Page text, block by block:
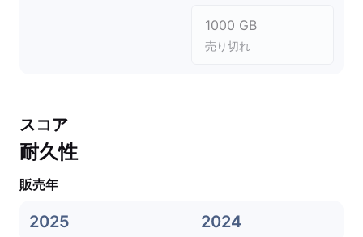
1000 GB
売り切れ
スコア
耐久性
販売年
2025 2024